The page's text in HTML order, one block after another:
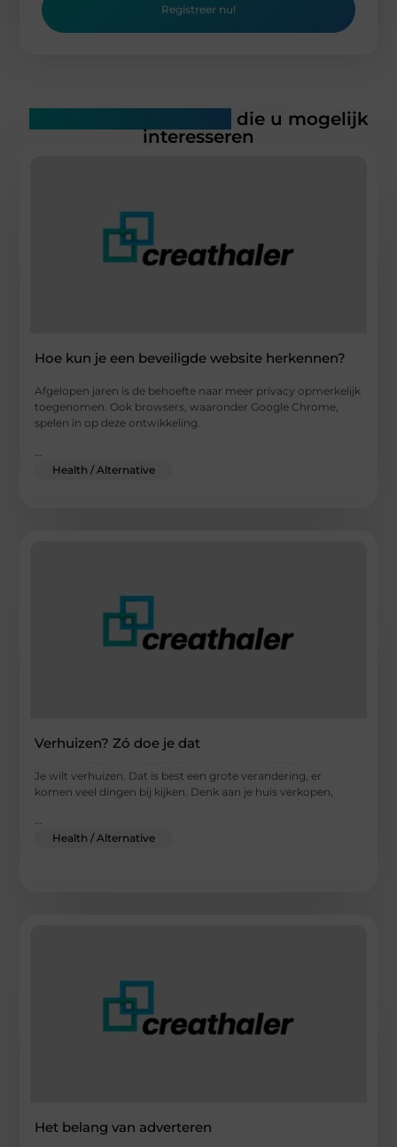
Registreer nu!
die u mogelijk
interesseren
Hoe kun je een beveiligde website herkennen?
Afgelopen jaren is de behoefte naar meer privacy opmerkelijk
toegenomen. Ook browsers, waaronder Google Chrome,
spelen in op deze ontwikkeling.
Health / Alternative
Verhuizen? Zó doe je dat
Je wilt verhuizen. Dat is best een grote verandering, er
komen veel dingen bij kijken. Denk aan je huis verkopen,
...
Health / Alternative
Het belang van adverteren